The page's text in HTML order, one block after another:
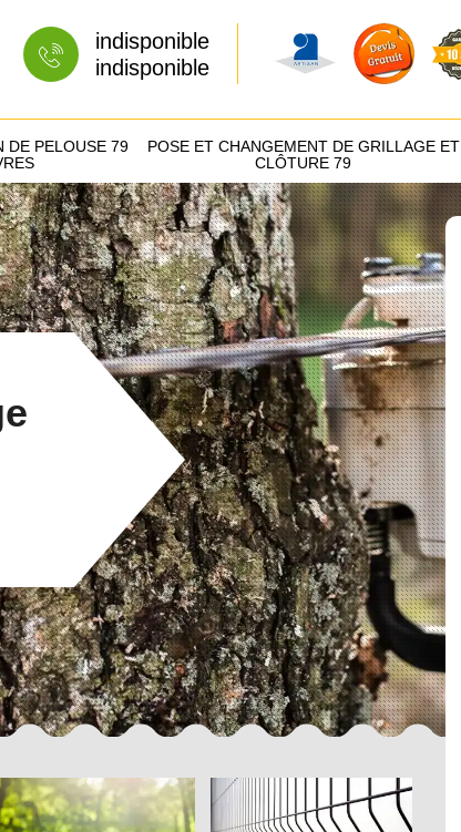
indisponible
indisponible
DE PELOUSE 79
POSE ET CHANGEMENT DE GRILLAGE ET
CLÔTURE 79